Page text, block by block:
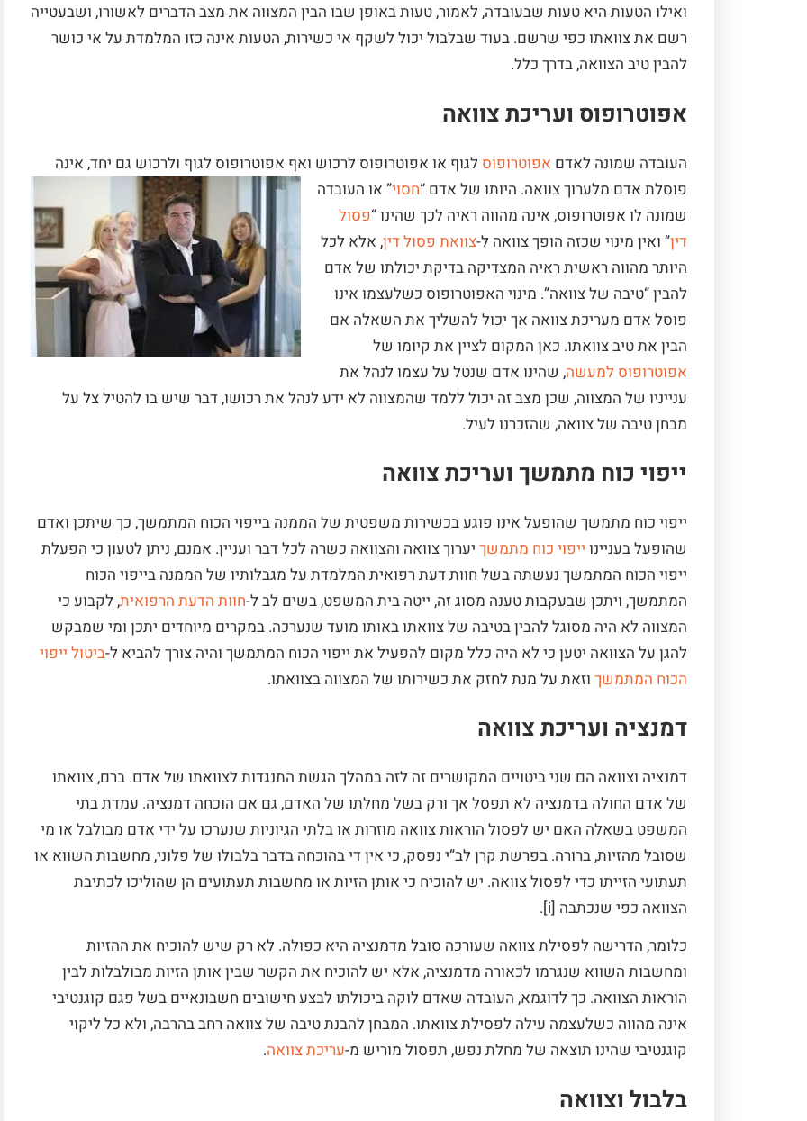
ואילו הטעות היא טעות שבעובדה, לאמור, טעות באופן שבו הבין המצווה את מצב הדברים לאשורו, ושבעטייה
רשם את צוואתו כפי שרשם. בעוד שבלבול יכול לשקף אי כשירות, הטעות אינה כזו המלמדת על אי כושר
להבין טיב הצוואה, בדרך כלל.
אפוטרופוס ועריכת צוואה
העובדה שמונה לאדם אפוטרופוס לגוף או אפוטרופוס לרכוש ואף אפוטרופוס לגוף ולרכוש גם יחד, אינה
פוסלת אדם מלערוך צוואה. היותו של אדם “חסוי” או העובדה
שמונה לו אפוטרופוס, אינה מהווה ראיה לכך שהינו “פסול
דין” ואין מינוי שכזה הופך צוואה ל-צוואת פסול דין, אלא לכל
היותר מהווה ראשית ראיה המצדיקה בדיקת יכולתו של אדם
להבין “טיבה של צוואה”. מינוי האפוטרופוס כשלעצמו אינו
פוסל אדם מעריכת צוואה אך יכול להשליך את השאלה אם
הבין את טיב צוואתו. כאן המקום לציין את קיומו של
אפוטרופוס למעשה, שהינו אדם שנטל על עצמו לנהל את
ענייניו של המצווה, שכן מצב זה יכול ללמד שהמצווה לא ידע לנהל את רכושו, דבר שיש בו להטיל צל על
מבחן טיבה של צוואה, שהזכרנו לעיל.
ייפוי כוח מתמשך ועריכת צוואה
ייפוי כוח מתמשך שהופעל אינו פוגע בכשירות משפטית של הממנה בייפוי הכוח המתמשך, כך שיתכן ואדם
שהופעל בעניינו ייפוי כוח מתמשך יערוך צוואה והצוואה כשרה לכל דבר ועניין. אמנם, ניתן לטעון כי הפעלת
ייפוי הכוח המתמשך נעשתה בשל חוות דעת רפואית המלמדת על מגבלותיו של הממנה בייפוי הכוח
המתמשך, ויתכן שבעקבות טענה מסוג זה, ייטה בית המשפט, בשים לב ל-חוות הדעת הרפואית, לקבוע כי
המצווה לא היה מסוגל להבין בטיבה של צוואתו באותו מועד שנערכה. במקרים מיוחדים יתכן ומי שמבקש
להגן על הצוואה יטען כי לא היה כלל מקום להפעיל את ייפוי הכוח המתמשך והיה צורך להביא ל-ביטול ייפוי
הכוח המתמשך וזאת על מנת לחזק את כשירותו של המצווה בצוואתו.
דמנציה ועריכת צוואה
דמנציה וצוואה הם שני ביטויים המקושרים זה לזה במהלך הגשת התנגדות לצוואתו של אדם. ברם, צוואתו
של אדם החולה בדמנציה לא תפסל אך ורק בשל מחלתו של האדם, גם אם הוכחה דמנציה. עמדת בתי
המשפט בשאלה האם יש לפסול הוראות צוואה מוזרות או בלתי הגיוניות שנערכו על ידי אדם מבולבל או מי
שסובל מהזיות, ברורה. בפרשת קרן לב”י נפסק, כי אין די בהוכחה בדבר בלבולו של פלוני, מחשבות השווא או
תעתועי הזייתו כדי לפסול צוואה. יש להוכיח כי אותן הזיות או מחשבות תעתועים הן שהוליכו לכתיבת
הצוואה כפי שנכתבה [i].
כלומר, הדרישה לפסילת צוואה שעורכה סובל מדמנציה היא כפולה. לא רק שיש להוכיח את ההזיות
ומחשבות השווא שנגרמו לכאורה מדמנציה, אלא יש להוכיח את הקשר שבין אותן הזיות מבולבלות לבין
הוראות הצוואה. כך לדוגמא, העובדה שאדם לוקה ביכולתו לבצע חישובים חשבונאיים בשל פגם קוגנטיבי
אינה מהווה כשלעצמה עילה לפסילת צוואתו. המבחן להבנת טיבה של צוואה רחב בהרבה, ולא כל ליקוי
קוגנטיבי שהינו תוצאה של מחלת נפש, תפסול מוריש מ-עריכת צוואה.
בלבול וצוואה